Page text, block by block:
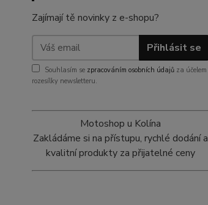
Zajímají tě novinky z e-shopu?
Přihlásit se
Souhlasím se zpracováním osobních údajů za účelem
rozesílky newsletteru.
Motoshop u Kolína
Zakládáme si na přístupu, rychlé dodání a
kvalitní produkty za přijatelné ceny